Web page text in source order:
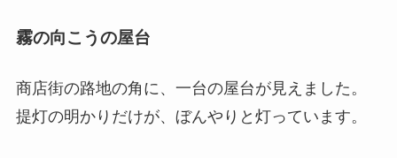
霧の向こうの屋台
商店街の路地の角に、一台の屋台が見えました。
提灯の明かりだけが、ぼんやりと灯っています。